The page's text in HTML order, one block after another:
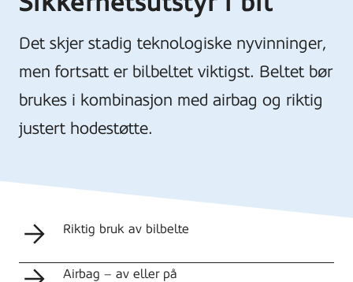
Det skjer stadig teknologiske nyvinninger,
men fortsatt er bilbeltet viktigst. Beltet bør
brukes i kombinasjon med airbag og riktig
justert hodestøtte.
Riktig bruk av bilbelte
Airbag – av eller på